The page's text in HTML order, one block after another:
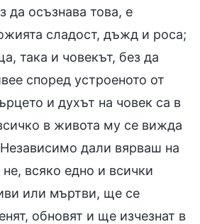
да осъзнава това, е
сладост, дъжд и роса;
така и човекът, без да
според устроеното от
и духът на човек са в
в живота му се вижда
дали вярваш на
всяко едно и всички
или мъртви, ще се
обновят и ще изчезнат в